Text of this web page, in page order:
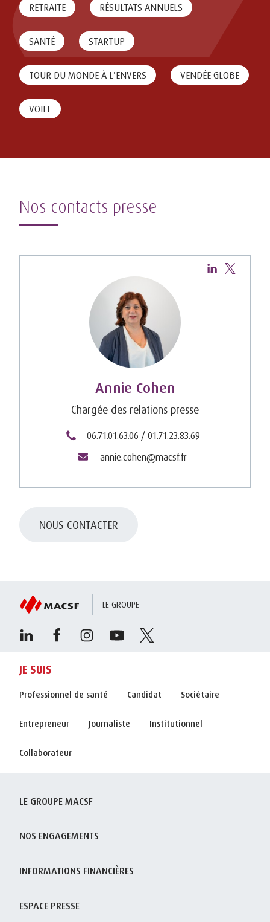
RETRAITE RÉSULTATS ANNUELS
SANTÉ STARTUP
TOUR DU MONDE À L'ENVERS VENDÉE GLOBE
VOILE
Nos contacts presse
Annie Cohen
Chargée des relations presse
06.71.01.63.06 / 01.71.23.83.69
annie.cohen@macsf.fr
NOUS CONTACTER
LE GROUPE
JE SUIS
Professionnel de santé Candidat Sociétaire
Entrepreneur Journaliste Institutionnel
Collaborateur
LE GROUPE MACSF
NOS ENGAGEMENTS
INFORMATIONS FINANCIÈRES
ESPACE PRESSE